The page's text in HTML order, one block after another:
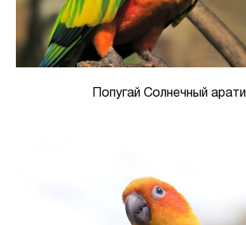
Попугай Солнечный